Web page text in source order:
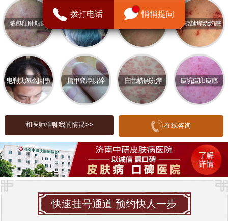
结节等。青春痘的发生与遗传、内分泌失调、饮食
习惯、生活压力等因素密切相关。了解青春痘的基
本常识，有助于我们更好地预防和治疗。
青春痘的困扰
青春痘的困扰不仅仅是皮肤问题，许多患者在面对
同龄人时会感到自卑，甚至影响到社交和学习。严
重的痤疮可能留下明显的疤痕，给患者带来长期的
心理负担。因此，及时有效的治疗显得尤为重要。
青春痘的预防
预防青春痘的关键在于保持良好的生活习惯。首
先，保持皮肤清洁，每天用温和的洁面产品清洗面
部，避免使用油腻的护肤品。其次，注意饮食，少
吃辛辣、油腻和糖分过高的食物，多摄入新鲜水果
和蔬菜。此外，保持良好的作息，避免熬夜和过度
和医师聊聊我的情况>> 在线咨询
快速挂号通道 预约快人一步
拨打电话 悄悄提问